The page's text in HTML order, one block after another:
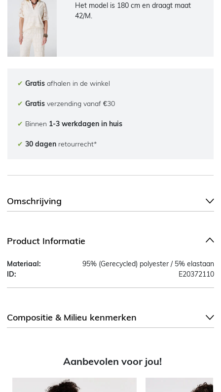
Het model is 180 cm en draagt maat
42/M.
✔ Gratis afhalen in de winkel
✔ Gratis verzending vanaf €30
✔ Binnen 1-3 werkdagen in huis
✔ 30 dagen retourrecht*
Omschrijving
Product Informatie
Materiaal:
95% (Gerecycled) polyester / 5% elastaan
ID:
E20372110
Compositie & Milieu kenmerken
Aanbevolen voor jou!